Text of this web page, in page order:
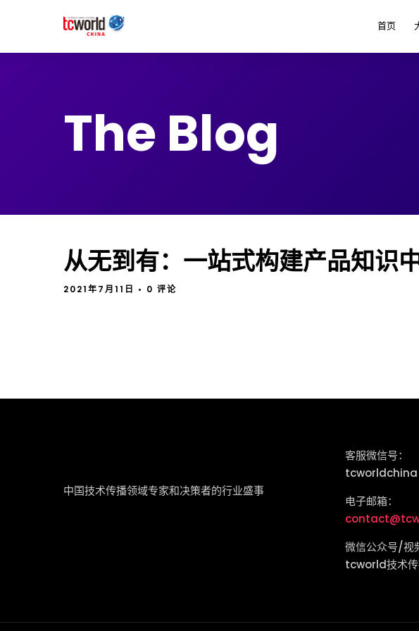
首页
The Blog
从无到有：一站式构建产品知识
2021年7月11日 • 0 评论
中国技术传播领域专家和决策者的行业盛事
客服微信号：
tcworldchina
电子邮箱：
微信公众号/视
tcworld技术传